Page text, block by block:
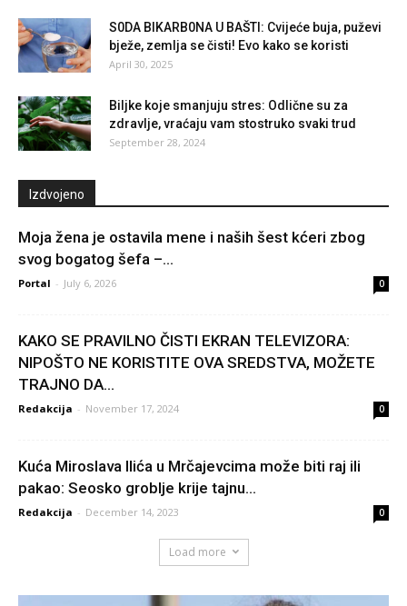
S0DA BIKARB0NA U BAŠTI: Cvijeće buja, puževi
bježe, zemlja se čisti! Evo kako se koristi
April 30, 2025
Biljke koje smanjuju stres: Odlične su za
zdravlje, vraćaju vam stostruko svaki trud
September 28, 2024
Izdvojeno
Moja žena je ostavila mene i naših šest kćeri zbog
svog bogatog šefa –...
Portal - July 6, 2026 0
KAKO SE PRAVILNO ČISTI EKRAN TELEVIZORA:
NIPOŠTO NE KORISTITE OVA SREDSTVA, MOŽETE
TRAJNO DA...
Redakcija - November 17, 2024 0
Kuća Miroslava Ilića u Mrčajevcima može biti raj ili
pakao: Seosko groblje krije tajnu...
Redakcija - December 14, 2023 0
Load more